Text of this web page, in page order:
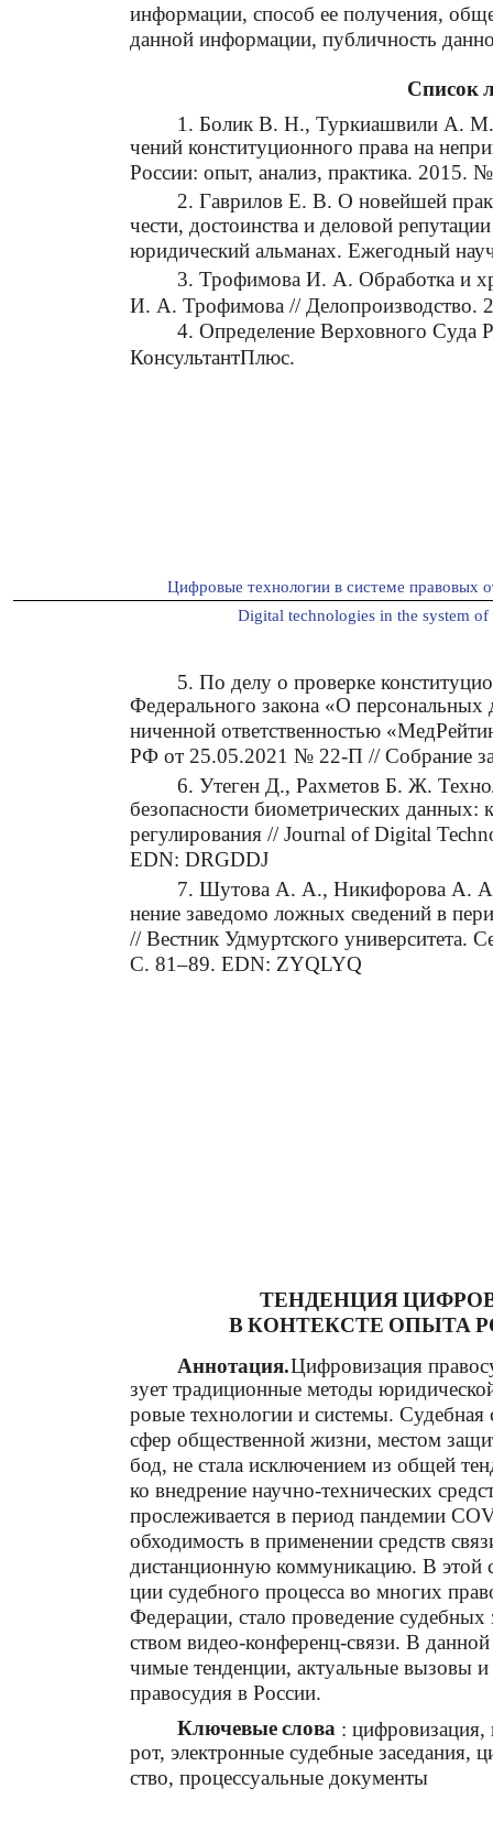
информации, способ ее получения,
данной информации, публичность
Список
1. Болик В. Н., Туркиашвили А. М.
чений конституционного права на
России: опыт, анализ, практика. 2015.
2. Гаврилов Е. В. О новейшей
чести, достоинства и деловой
юридический альманах. Ежегодный
3. Трофимова И. А. Обработка и
И. А. Трофимова // Делопроизводство.
4. Определение Верховного
КонсультантПлюс.
Цифровые технологии в системе правовых
Digital technologies in the system
5. По делу о проверке
Федерального закона «О
ниченной ответственностью
РФ от 25.05.2021 № 22-П // Собрание
6. Утеген Д., Рахметов Б. Ж.
безопасности биометрических данных:
регулирования // Journal of Digital
EDN: DRGDDJ
7. Шутова А. А., Никифорова А. А.
нение заведомо ложных сведений в
// Вестник Удмуртского
С. 81–89. EDN: ZYQLYQ
ТЕНДЕНЦИЯ
В КОНТЕКСТЕ ОПЫТА
Аннотация.Цифровизация
зует традиционные методы
ровые технологии и системы.
сфер общественной жизни, местом
бод, не стала исключением из общей
ко внедрение научно-технических
прослеживается в период пандемии
обходимость в применении средств
дистанционную коммуникацию. В этой
ции судебного процесса во многих
Федерации, стало проведение
ством видео-конференц-связи. В данной
чимые тенденции, актуальные вызовы
правосудия в России.
Ключевые слова : цифровизация,
рот, электронные судебные заседания,
ство, процессуальные документы